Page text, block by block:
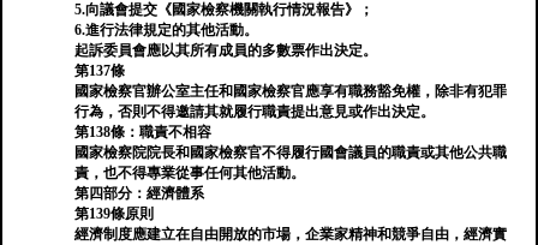
5.向議會提交《國家檢察機關執行情況報告》；
6.進行法律規定的其他活動。
起訴委員會應以其所有成員的多數票作出決定。
第137條
國家檢察官辦公室主任和國家檢察官應享有職務豁免權，除非有犯罪
行為，否則不得邀請其就履行職責提出意見或作出決定。
第138條：職責不相容
國家檢察院院長和國家檢察官不得履行國會議員的職責或其他公共職
責，也不得專業從事任何其他活動。
第四部分：經濟體系
第139條原則
經濟制度應建立在自由開放的市場，企業家精神和競爭自由，經濟實